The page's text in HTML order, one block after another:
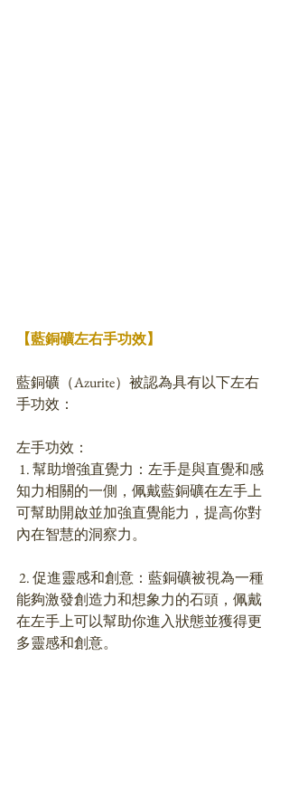
【藍銅礦左右手功效】
藍銅礦（Azurite）被認為具有以下左右
手功效：
左手功效：
知力相關的一側，佩戴藍銅礦在左手上
可幫助開啟並加強直覺能力，提高你對
內在智慧的洞察力。
能夠激發創造力和想象力的石頭，佩戴
在左手上可以幫助你進入狀態並獲得更
多靈感和創意。